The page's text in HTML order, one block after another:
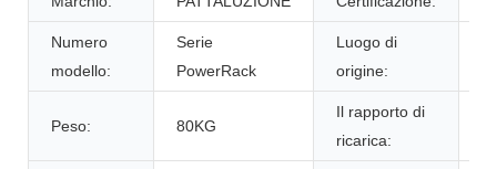
Numero
modello:
Serie
PowerRack
Luogo di
origine:
Peso: 80KG
Il rapporto di
ricarica: